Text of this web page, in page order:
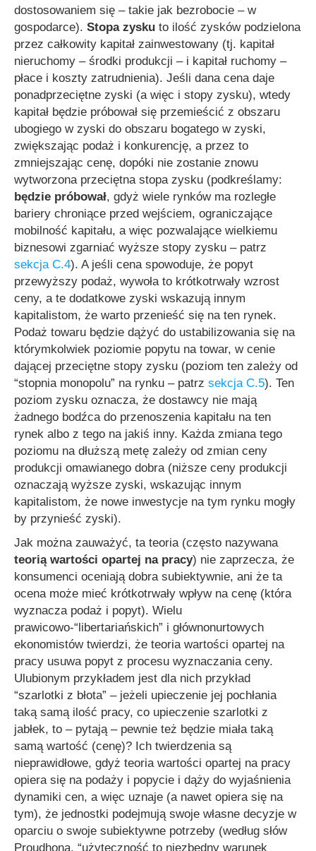
dostosowaniem się – takie jak bezrobocie – w
gospodarce). Stopa zysku to ilość zysków podzielona
przez całkowity kapitał zainwestowany (tj. kapitał
nieruchomy – środki produkcji – i kapitał ruchomy –
płace i koszty zatrudnienia). Jeśli dana cena daje
ponadprzeciętne zyski (a więc i stopy zysku), wtedy
kapitał będzie próbował się przemieścić z obszaru
ubogiego w zyski do obszaru bogatego w zyski,
zwiększając podaż i konkurencję, a przez to
zmniejszając cenę, dopóki nie zostanie znowu
wytworzona przeciętna stopa zysku (podkreślamy:
będzie próbował, gdyż wiele rynków ma rozległe
bariery chroniące przed wejściem, ograniczające
mobilność kapitału, a więc pozwalające wielkiemu
biznesowi zgarniać wyższe stopy zysku – patrz
sekcja C.4). A jeśli cena spowoduje, że popyt
przewyższy podaż, wywoła to krótkotrwały wzrost
ceny, a te dodatkowe zyski wskazują innym
kapitalistom, że warto przenieść się na ten rynek.
Podaż towaru będzie dążyć do ustabilizowania się na
którymkolwiek poziomie popytu na towar, w cenie
dającej przeciętne stopy zysku (poziom ten zależy od
“stopnia monopolu” na rynku – patrz sekcja C.5). Ten
poziom zysku oznacza, że dostawcy nie mają
żadnego bodźca do przenoszenia kapitału na ten
rynek albo z tego na jakiś inny. Każda zmiana tego
poziomu na dłuższą metę zależy od zmian ceny
produkcji omawianego dobra (niższe ceny produkcji
oznaczają wyższe zyski, wskazując innym
kapitalistom, że nowe inwestycje na tym rynku mogły
by przynieść zyski).
Jak można zauważyć, ta teoria (często nazywana
teorią wartości opartej na pracy) nie zaprzecza, że
konsumenci oceniają dobra subiektywnie, ani że ta
ocena może mieć krótkotrwały wpływ na cenę (która
wyznacza podaż i popyt). Wielu
prawicowo-“libertariańskich” i głównonurtowych
ekonomistów twierdzi, że teoria wartości opartej na
pracy usuwa popyt z procesu wyznaczania ceny.
Ulubionym przykładem jest dla nich przykład
“szarlotki z błota” – jeżeli upieczenie jej pochłania
taką samą ilość pracy, co upieczenie szarlotki z
jabłek, to – pytają – pewnie też będzie miała taką
samą wartość (cenę)? Ich twierdzenia są
nieprawidłowe, gdyż teoria wartości opartej na pracy
opiera się na podaży i popycie i dąży do wyjaśnienia
dynamiki cen, a więc uznaje (a nawet opiera się na
tym), że jednostki podejmują swoje własne decyzje w
oparciu o swoje subiektywne potrzeby (według słów
Proudhona, “użyteczność to niezbędny warunek